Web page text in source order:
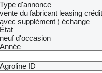
Type d'annonce
vente du fabricant leasing crédit
avec supplément ) échange
État
neuf d'occasion
Année
Agroline ID